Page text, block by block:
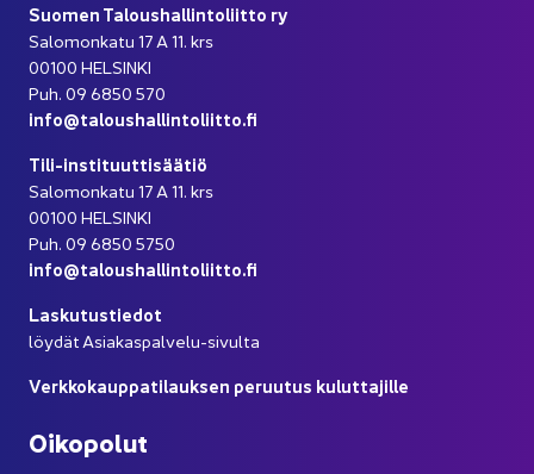
Suo­men Ta­lous­hal­lin­to­liit­to ry
Sa­lo­mon­ka­tu 17 A 11. krs
00100 HEL­SIN­KI
Puh. 09 6850 570
info@ta­lous­hal­lin­to­liit­to.fi
Tili-​instituuttisäätiö
Sa­lo­mon­ka­tu 17 A 11. krs
00100 HEL­SIN­KI
Puh. 09 6850 5750
info@ta­lous­hal­lin­to­liit­to.fi
Las­ku­tus­tie­dot
löy­dät Asiakaspalvelu-​sivulta
Verk­ko­kaup­pa­ti­lauk­sen pe­ruu­tus ku­lut­ta­jil­le
Oi­ko­po­lut